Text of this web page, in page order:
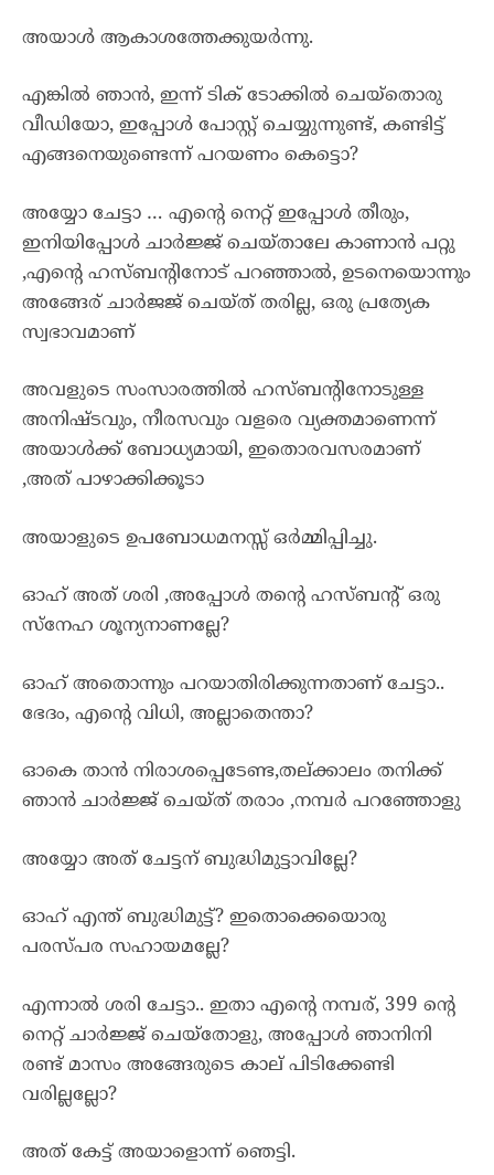
അയാൾ ആകാശത്തേക്കുയർന്നു.
എങ്കിൽ ഞാൻ, ഇന്ന് ടിക് ടോക്കിൽ ചെയ്തൊരു
വീഡിയോ, ഇപ്പോൾ പോസ്റ്റ് ചെയ്യുന്നുണ്ട്, കണ്ടിട്ട്
എങ്ങനെയുണ്ടെന്ന് പറയണം കെട്ടൊ?
അയ്യോ ചേട്ടാ … എൻ്റെ നെറ്റ് ഇപ്പോൾ തീരും,
ഇനിയിപ്പോൾ ചാർജ്ജ് ചെയ്താലേ കാണാൻ പറ്റു
,എൻ്റെ ഹസ്ബൻ്റിനോട് പറഞ്ഞാൽ, ഉടനെയൊന്നും
അങ്ങേര് ചാർജജ് ചെയ്ത് തരില്ല, ഒരു പ്രത്യേക
സ്വഭാവമാണ്
അവളുടെ സംസാരത്തിൽ ഹസ്ബൻ്റിനോടുള്ള
അനിഷ്ടവും, നീരസവും വളരെ വ്യക്തമാണെന്ന്
അയാൾക്ക് ബോധ്യമായി, ഇതൊരവസരമാണ്
,അത് പാഴാക്കിക്കൂടാ
അയാളുടെ ഉപബോധമനസ്സ് ഒർമ്മിപ്പിച്ചു.
ഓഹ് അത് ശരി ,അപ്പോൾ തൻ്റെ ഹസ്ബൻ്റ് ഒരു
സ്നേഹ ശൂന്യനാണല്ലേ?
ഓഹ് അതൊന്നും പറയാതിരിക്കുന്നതാണ് ചേട്ടാ..
ഭേദം, എൻ്റെ വിധി, അല്ലാതെന്താ?
ഓകെ താൻ നിരാശപ്പെടേണ്ട,തല്ക്കാലം തനിക്ക്
ഞാൻ ചാർജ്ജ് ചെയ്ത് തരാം ,നമ്പർ പറഞ്ഞോളു
അയ്യോ അത് ചേട്ടന് ബുദ്ധിമുട്ടാവില്ലേ?
ഓഹ് എന്ത് ബുദ്ധിമുട്ട്? ഇതൊക്കെയൊരു
പരസ്പര സഹായമല്ലേ?
എന്നാൽ ശരി ചേട്ടാ.. ഇതാ എൻ്റെ നമ്പര്, 399 ൻ്റെ
നെറ്റ് ചാർജ്ജ് ചെയ്തോളു, അപ്പോൾ ഞാനിനി
രണ്ട് മാസം അങ്ങേരുടെ കാല് പിടിക്കേണ്ടി
വരില്ലല്ലോ?
അത് കേട്ട് അയാളൊന്ന് ഞെട്ടി.